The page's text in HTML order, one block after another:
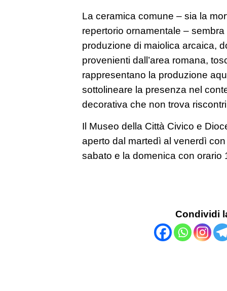
La ceramica comune – sia la
repertorio ornamentale – sembra
produzione di maiolica arcaica,
provenienti dall’area romana,
rappresentano la produzione
sottolineare la presenza nel
decorativa che non trova
Il Museo della Città Civico e
aperto dal martedì al venerdì
sabato e la domenica con orario
Condividi